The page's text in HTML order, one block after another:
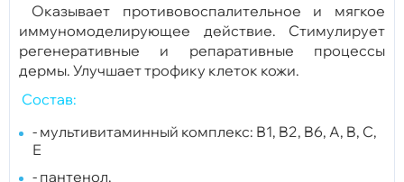
Оказывает противовоспалительное и мягкое
иммуномоделирующее действие. Стимулирует
регенеративные и репаративные процессы
дермы. Улучшает трофику клеток кожи.
Состав:
- мультивитаминный комплекс: В1, B2, B6, А, B, С,
Е
- пантенол.